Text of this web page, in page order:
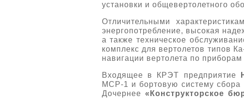
установки и общевертолетного
Отличительными
энергопотребление, высокая
а также техническое
комплекс для вертолетов типов
навигации вертолета по
Входящее в КРЭТ предприятие
МСР-1 и бортовую систему сбора
Дочернее «Конструкторское